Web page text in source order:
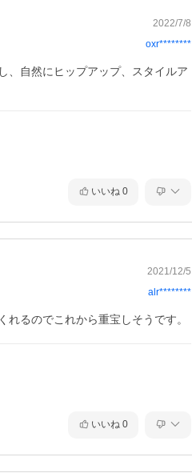
2022/7/8
oxr********
、自然にヒップアップ、スタイルア
いいね 0
2021/12/5
alr********
るのでこれから重宝しそうです。
いいね 0